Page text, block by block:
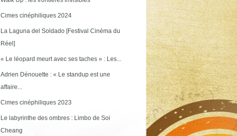
Cimes cinéphiliques 2024
La Laguna del Soldado [Festival Cinéma du
Réel]
« Le léopard meurt avec ses taches » : Les...
Adrien Dénouette : « Le standup est une
affaire...
Cimes cinéphiliques 2023
Le labyrinthe des ombres : Limbo de Soi
Cheang